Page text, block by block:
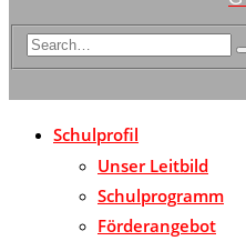
Schulprofil
Unser Leitbild
Schulprogramm
Förderangebot